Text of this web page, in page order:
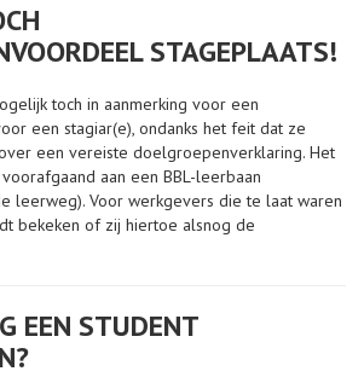
STAGEPLAATS!
toch in aanmerking voor een
een stagiar(e), ondanks het feit dat ze
een vereiste doelgroepenverklaring. Het
aan een BBL-leerbaan
leerweg). Voor werkgevers die te laat waren
bekeken of zij hiertoe alsnog de
EEN STUDENT